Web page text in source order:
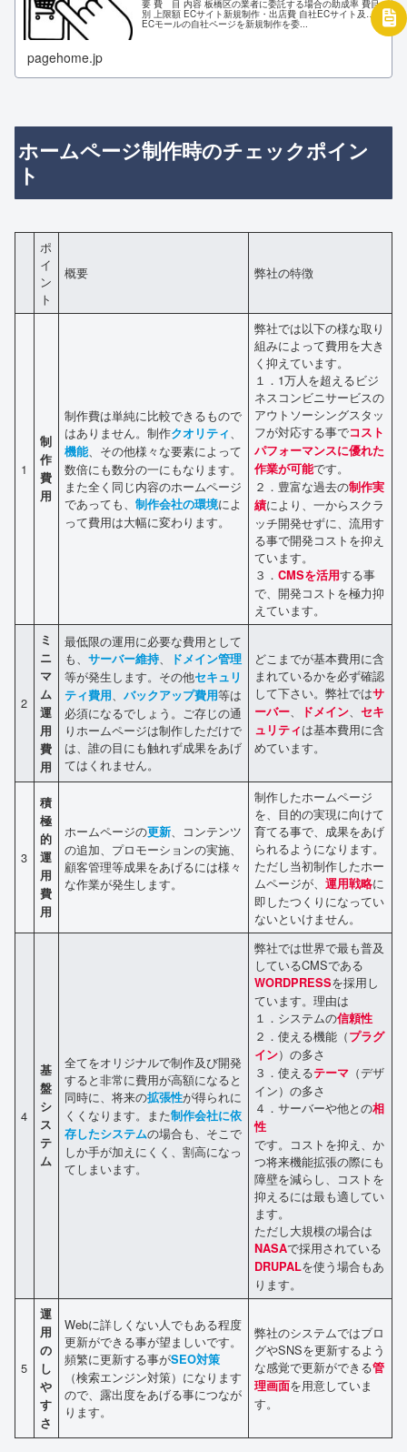
要 費 目 内容 板橋区の業者に委託する場合の助成率 費目
別 上限額 ECサイト新規制作・出店費 自社ECサイト及び
ECモールの自社ページを新規制作を委...
pagehome.jp
ホームページ制作時のチェックポイン
ト
ポ
イ
ン
ト
概要 弊社の特徴
1
制
作
費
用
制作費は単純に比較できるもので
はありません。制作クオリティ
機能 、その他様々な要素によって
数倍にも数分の一にもなります。
また全く同じ内容のホームページ
であっても、制作会社の環境によ
って費用は大幅に変わります。
弊社では以下の様な取り
組みによって費用を大き
く抑えています。
１．1万人を超えるビジ
ネスコンビニサービスの
アウトソーシングスタッ
フが対応する事でコスト
パフォーマンスに優れた
作業が可能です。
２．豊富な過去の制作実
績により、一からスクラ
ッチ開発せずに、流用す
る事で開発コストを抑え
ています。
３．CMSを活用する事
で、開発コストを極力抑
えています。
2
ミ
ニ
マ
ム
運
用
費
用
最低限の運用に必要な費用として
も、サーバー維持 ドメイン管理
等が発生します。その他セキュリ
ティ費用
、バックアップ費用等は
必須になるでしょう。ご存じの通
りホームページは制作しただけで
は、誰の目にも触れず成果をあげ
てはくれません。
どこまでが基本費用に含
まれているかを必ず確認
して下さい。弊社ではサ
ーバー
ドメイン 、セキ
ュリティは基本費用に含
めています。
3
積
極
的
運
用
費
用
ホームページの更新 、コンテンツ
の追加、プロモーションの実施、
顧客管理等成果をあげるには様々
な作業が発生します。
制作したホームページ
を、目的の実現に向けて
育てる事で、成果をあげ
られるようになります。
ただし当初制作したホー
ムページが、運用戦略に
即したつくりになってい
ないといけません。
4
基
盤
シ
ス
テ
ム
全てをオリジナルで制作及び開発
すると非常に費用が高額になると
同時に、将来の拡張性が得られに
くくなります。また制作会社に依
存したシステムの場合も、そこで
しか手が加えにくく、割高になっ
てしまいます。
弊社では世界で最も普及
しているCMSである
WORDPRESSを採用し
ています。理由は
１．システムの信頼性
２．使える機能（プラグ
イン）の多さ
３．使えるテーマ （デザ
イン）の多さ
４．サーバーや他との相
性
です。コストを抑え、か
つ将来機能拡張の際にも
障壁を減らし、コストを
抑えるには最も適してい
ます。
ただし大規模の場合は
NASAで採用されている
DRUPALを使う場合もあ
ります。
5
運
用
の
し
や
す
さ
Webに詳しくない人でもある程度
更新ができる事が望ましいです。
頻繁に更新する事がSEO対策
（検索エンジン対策）になります
ので、露出度をあげる事につなが
ります。
弊社のシステムではブロ
グやSNSを更新するよう
な感覚で更新ができる管
理画面を用意していま
す。